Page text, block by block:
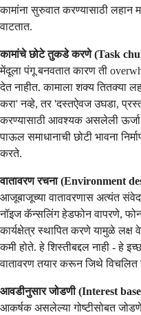
कामांना सुरुवात करण्यासाठी लहान
वाटतात.
कामांचे छोटे तुकडे करणे (Task
मेंदूला पंगू बनवतात कारण ती
देत नाहीत. कामाला शक्य तितक्या
करा' नव्हे, तर 'दस्तऐवज उघडा,
करण्यासाठी आवश्यक असलेली
पाऊल समाधानाची छोटी भावना
करते.
वातावरण रचना (Environment
आजूबाजूच्या वातावरणास अत्यंत
नॉइज कॅन्सलिंग हेडफोन वापरणे,
कार्यक्षेत्र स्थापित करणे यामुळे लक्ष
कमी होते. हे शिस्तीबद्दल नाही - हे
वातावरण तयार करून जिथे विचलित
आवडीनुसार जोडणी (Interest
आकर्षक असलेल्या गोष्टीसोबत जोडणे